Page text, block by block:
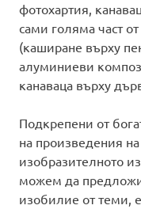
фотохартия,
сами голяма част
(каширане върху
алуминиеви
канаваца върху
Подкрепени от
на произведения
изобразителното
можем да
изобилие от теми,